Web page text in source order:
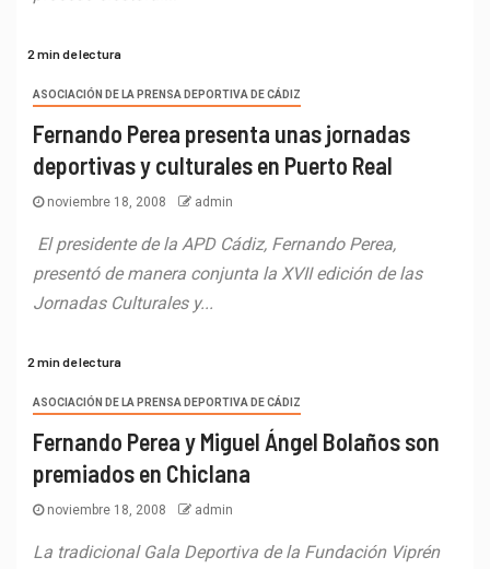
2 min de lectura
ASOCIACIÓN DE LA PRENSA DEPORTIVA DE CÁDIZ
Fernando Perea presenta unas jornadas
deportivas y culturales en Puerto Real
noviembre 18, 2008 admin
El presidente de la APD Cádiz, Fernando Perea,
presentó de manera conjunta la XVII edición de las
Jornadas Culturales y...
2 min de lectura
ASOCIACIÓN DE LA PRENSA DEPORTIVA DE CÁDIZ
Fernando Perea y Miguel Ángel Bolaños son
premiados en Chiclana
noviembre 18, 2008 admin
La tradicional Gala Deportiva de la Fundación Viprén